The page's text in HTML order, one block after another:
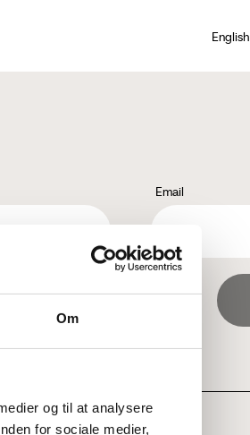
Om
og til at analysere
for sociale medier,
English
Email
privatlivspolitikken